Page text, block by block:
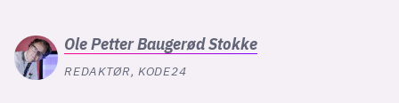
Ole PetterBaugerød Stokke
REDAKTØR, KODE24